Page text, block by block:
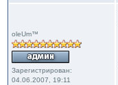
oleUm™
Зарегистрирован:
04.06.2007, 19:11